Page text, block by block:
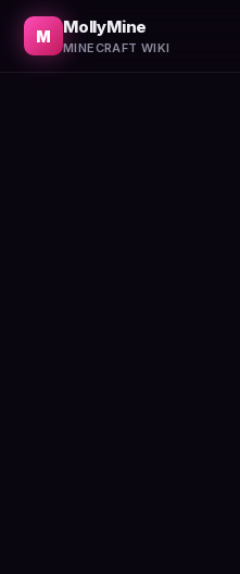
Что можно ловить на
M MollyMine
MINECRAFT WIKI